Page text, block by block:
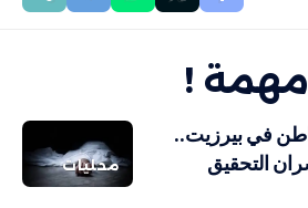
!
محليات
في بيرزيت..
التحقيق